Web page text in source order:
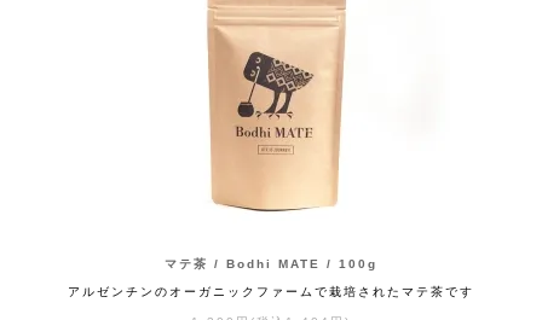
マテ茶 / Bodhi MATE / 100g
アルゼンチンのオーガニックファームで栽培されたマテ茶です